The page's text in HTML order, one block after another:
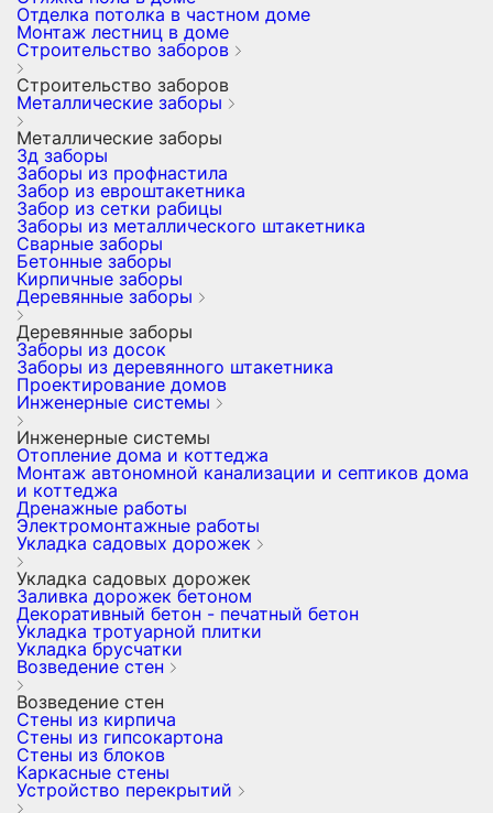
Отделка потолка в частном доме
Монтаж лестниц в доме
Строительство заборов
Строительство заборов
Металлические заборы
Металлические заборы
3д заборы
Заборы из профнастила
Забор из евроштакетника
Забор из сетки рабицы
Заборы из металлического штакетника
Сварные заборы
Бетонные заборы
Кирпичные заборы
Деревянные заборы
Деревянные заборы
Заборы из досок
Заборы из деревянного штакетника
Проектирование домов
Инженерные системы
Инженерные системы
Отопление дома и коттеджа
Монтаж автономной канализации и септиков дома
и коттеджа
Дренажные работы
Электромонтажные работы
Укладка садовых дорожек
Укладка садовых дорожек
Заливка дорожек бетоном
Декоративный бетон - печатный бетон
Укладка тротуарной плитки
Укладка брусчатки
Возведение стен
Возведение стен
Стены из кирпича
Стены из гипсокартона
Стены из блоков
Каркасные стены
Устройство перекрытий